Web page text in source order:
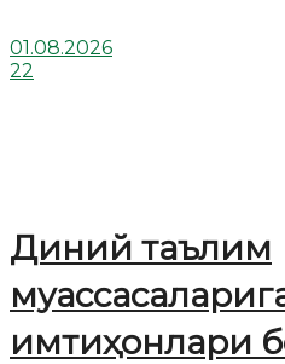
01.08.2026
22
Диний таълим
имтиҳонлари